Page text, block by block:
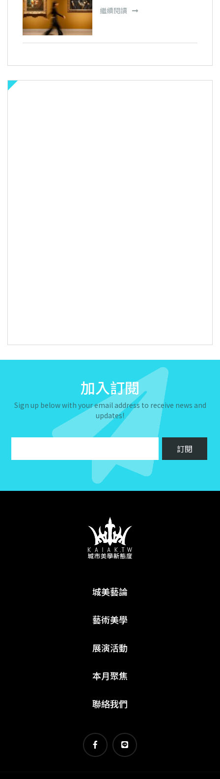
繼續閱讀
加入訂閱
Sign up below with your email address to receive news and
updates!
城美藝論
藝術美學
展演活動
本月聚焦
聯絡我們